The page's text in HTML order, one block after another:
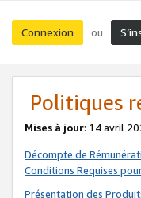
Connexion ou
Politiques
Mises à jour: 14 avril
Décompte de
Conditions Requises
Présentation des